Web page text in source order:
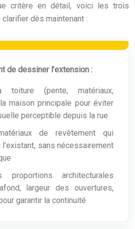
critère en détail, voici les trois
dès maintenant :
de dessiner l’extension :
toiture (pente, matériaux,
maison principale pour éviter
perceptible depuis la rue
de revêtement qui
sans nécessairement
proportions architecturales
largeur des ouvertures,
garantir la continuité